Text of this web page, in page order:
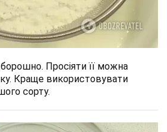
Просіяти її можна
Краще використовувати
сорту.